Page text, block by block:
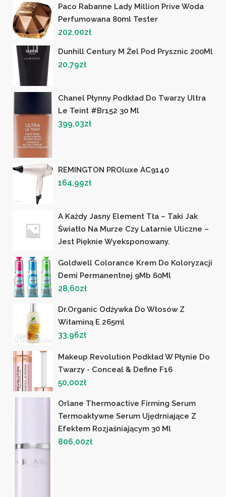
Paco Rabanne Lady Million Prive Woda
Perfumowana 80ml Tester
202,00zł
Dunhill Century M Żel Pod Prysznic 200Ml
20,79zł
Chanel Płynny Podkład Do Twarzy Ultra
Le Teint #br152 30 Ml
399,03zł
REMINGTON PROluxe AC9140
164,99zł
A Każdy Jasny Element Tła – Taki Jak
Światło Na Murze Czy Latarnie Uliczne –
Jest Pięknie Wyeksponowany.
Goldwell Colorance Krem Do Koloryzacji
Demi Permanentnej 9Mb 60Ml
28,60zł
Dr.Organic Odżywka Do Włosów Z
Witaminą E 265ml
33,96zł
Makeup Revolution Podkład W Płynie Do
Twarzy - Conceal & Define F16
50,00zł
Orlane Thermoactive Firming Serum
Termoaktywne Serum Ujędrniające Z
Efektem Rozjaśniającym 30 Ml
806,00zł